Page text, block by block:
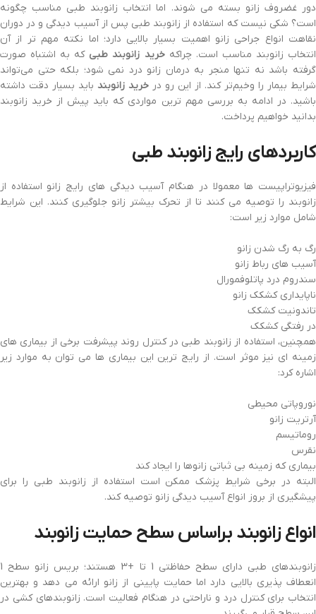
دور غضروف زانو بسته می شوند. اما انتخاب زانوبند طبی مناسب چگونه
است؟ شکی نیست که استفاده از زانوبند طبی پس از آسیب دیدگی و در دوران
نقاهت انواع جراحی زانو اهمیت بسیار بالایی دارد؛ اما نکته مهم تر از آن
انتخاب زانوبند مناسب است. چراکهخرید زانوبند طبی که به اشتباه صورت
گرفته باشد نه تنها منجر به درمان زانو درد نمی شود؛ بلکه حتی می‌تواند
شرایط بیمار را وخیم‌تر کند. از این رو در خرید زانوبند باید بسیار دقت داشته
باشید. در ادامه به بررسی مهم ترین مواردی که باید پیش از خرید زانوبند
بدانید خواهیم پرداخت.
کاربردهای رایج زانوبند طبی
فیزیوتراپیست ها معمولا در هنگام آسیب دیدگی های رایج زانو استفاده از
زانوبند را توصیه می کنند تا از تحرک بیشتر زانو جلوگیری کنند. این شرایط
شامل موارد زیر است:
رگ به رگ شدن زانو
آسیب های رباط زانو
سندروم درد پاتلوفمورال
ناپایداری کشکک زانو
تاندونیت کشکک
در رفتگی کشکک
همچنین، استفاده از زانوبند طبی در کنترل روند پیشرفت برخی از بیماری های
زمینه ای نیز موثر است. از رایج ترین این بیماری ها می توان به موارد زیر
اشاره کرد:
نوروپاتی محیطی
آرتریت زانو
روماتیسم
نقرس
بیماری که زمینه بی ثباتی زانوها را ایجاد کند
البته در برخی شرایط پزشک ممکن است استفاده از زانوبند طبی را برای
پیشگیری از بروز انواع آسیب دیدگی زانو توصیه کند.
انواع زانوبند براساس سطح حمایت زانوبند
زانوبندهای طبی دارای سطح حفاظتی 1 تا +3 هستند؛ بریس زانو سطح 1
انعطاف پذیری بالایی دارد اما حمایت پایینی از زانو ارائه می دهد و بهترین
انتخاب برای کنترل درد و ناراحتی در هنگام فعالیت است. زانوبندهای کشی در